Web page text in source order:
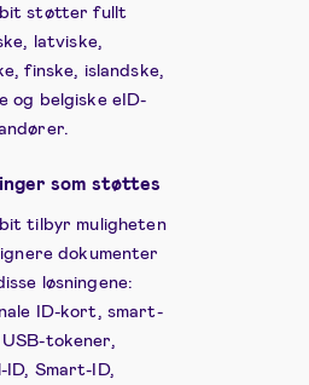
støtter fullt
latviske,
finske, islandske,
og belgiske eID-
som støttes
tilbyr muligheten
dokumenter
løsningene:
ID-kort, smart-
tokener,
ID, Smart-ID,